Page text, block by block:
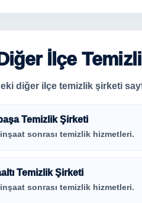
İlçe
diğer ilçe temizlik şirketi
Temizlik Şirketi
sonrası temizlik hizmetleri.
Temizlik Şirketi
sonrası temizlik hizmetleri.